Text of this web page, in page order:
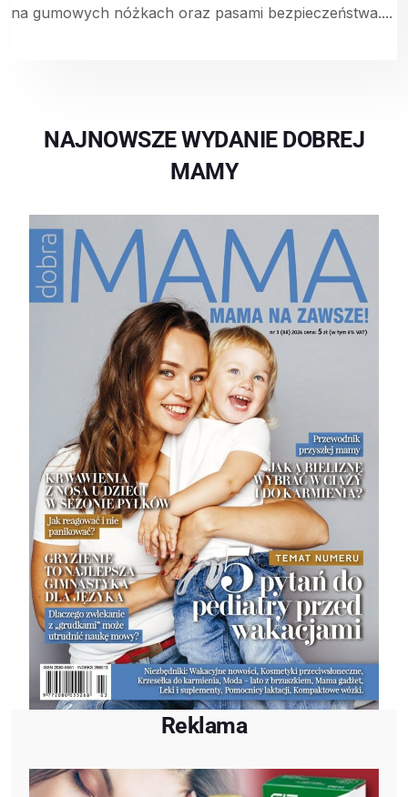
na gumowych nóżkach oraz pasami bezpieczeństwa....
NAJNOWSZE WYDANIE DOBREJ
MAMY
Reklama